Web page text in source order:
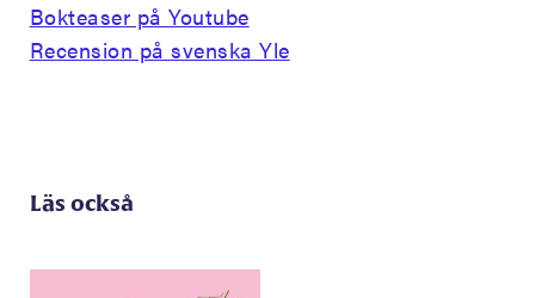
Bokteaser på Youtube
Recension på svenska Yle
Läs också